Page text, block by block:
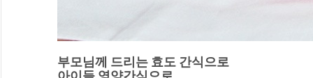
부모님께 드리는 효도 간식으로